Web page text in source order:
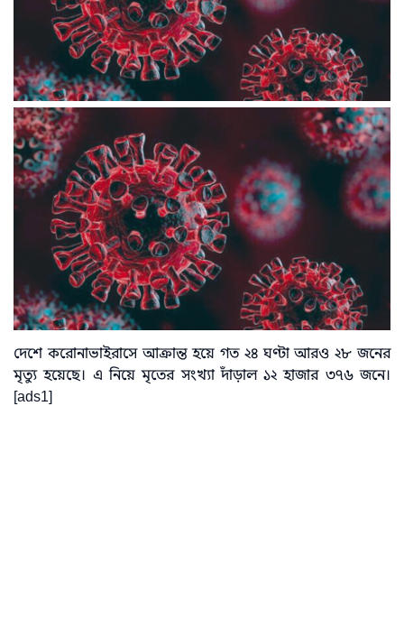
দেশে করোনাভাইরাসে আক্রান্ত হয়ে গত ২৪ ঘণ্টা আরও ২৮ জনের
মৃত্যু হয়েছে। এ নিয়ে মৃতের সংখ্যা দাঁড়াল ১২ হাজার ৩৭৬ জনে।
[ads1]